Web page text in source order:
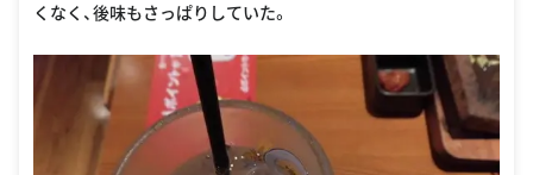
くなく、後味もさっぱりしていた。